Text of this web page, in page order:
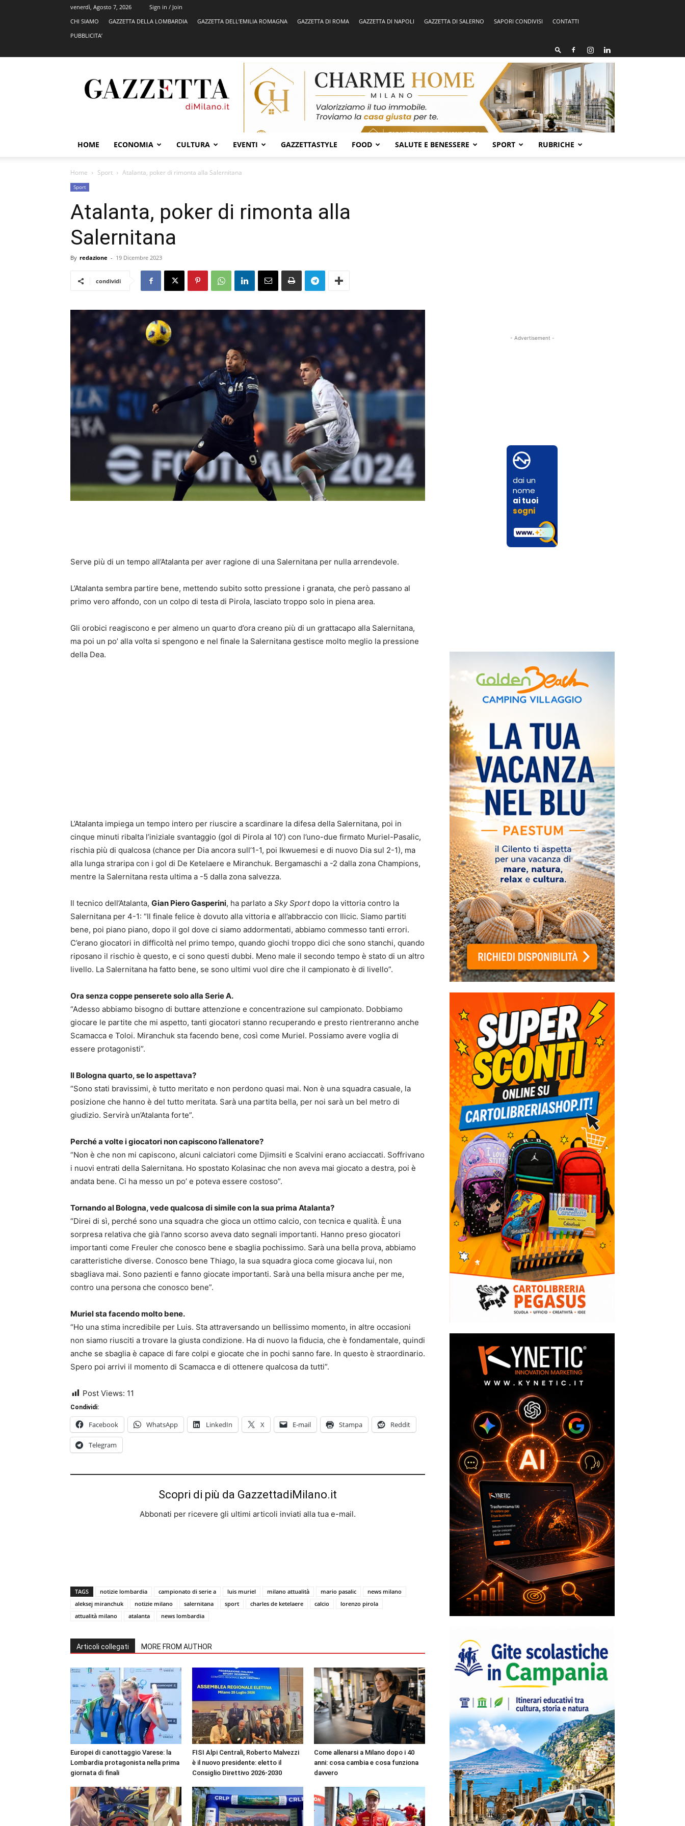
venerdì, Agosto 7, 2026
Sign in / Join
CHI SIAMO
GAZZETTA DELLA LOMBARDIA GAZZETTA DELL’EMILIA ROMAGNA GAZZETTA DI ROMA GAZZETTA DI NAPOLI GAZZETTA DI SALERNO SAPORI CONDIVISI
CONTATTI
PUBBLICITA’
HOME ECONOMIA CULTURA EVENTI GAZZETTASTYLE FOOD SALUTE E BENESSERE SPORT RUBRICHE
Home Sport Atalanta, poker di rimonta alla Salernitana
Sport
Atalanta, poker di rimonta alla
Salernitana
By redazione - 19 Dicembre 2023
condividi
Serve più di un tempo all’Atalanta per aver ragione di una Salernitana per nulla arrendevole.
L’Atalanta sembra partire bene, mettendo subito sotto pressione i granata, che però passano al
primo vero affondo, con un colpo di testa di Pirola, lasciato troppo solo in piena area.
Gli orobici reagiscono e per almeno un quarto d’ora creano più di un grattacapo alla Salernitana,
ma poi un po’ alla volta si spengono e nel finale la Salernitana gestisce molto meglio la pressione
della Dea.
L’Atalanta impiega un tempo intero per riuscire a scardinare la difesa della Salernitana, poi in
cinque minuti ribalta l’iniziale svantaggio (gol di Pirola al 10’) con l’uno-due firmato Muriel-Pasalic,
rischia più di qualcosa (chance per Dia ancora sull’1-1, poi Ikwuemesi e di nuovo Dia sul 2-1), ma
alla lunga straripa con i gol di De Ketelaere e Miranchuk. Bergamaschi a -2 dalla zona Champions,
mentre la Salernitana resta ultima a -5 dalla zona salvezza.
Il tecnico dell’Atalanta, Gian Piero Gasperini, ha parlato a Sky Sportdopo la vittoria contro la
Salernitana per 4-1: “Il finale felice è dovuto alla vittoria e all’abbraccio con Ilicic. Siamo partiti
bene, poi piano piano, dopo il gol dove ci siamo addormentati, abbiamo commesso tanti errori.
C’erano giocatori in difficoltà nel primo tempo, quando giochi troppo dici che sono stanchi, quando
riposano il rischio è questo, e ci sono questi dubbi. Meno male il secondo tempo è stato di un altro
livello. La Salernitana ha fatto bene, se sono ultimi vuol dire che il campionato è di livello”.
Ora senza coppe penserete solo alla Serie A.
“Adesso abbiamo bisogno di buttare attenzione e concentrazione sul campionato. Dobbiamo
giocare le partite che mi aspetto, tanti giocatori stanno recuperando e presto rientreranno anche
Scamacca e Toloi. Miranchuk sta facendo bene, così come Muriel. Possiamo avere voglia di
essere protagonisti”.
Il Bologna quarto, se lo aspettava?
“Sono stati bravissimi, è tutto meritato e non perdono quasi mai. Non è una squadra casuale, la
posizione che hanno è del tutto meritata. Sarà una partita bella, per noi sarà un bel metro di
giudizio. Servirà un’Atalanta forte”.
Perché a volte i giocatori non capiscono l’allenatore?
“Non è che non mi capiscono, alcuni calciatori come Djimsiti e Scalvini erano acciaccati. Soffrivano
i nuovi entrati della Salernitana. Ho spostato Kolasinac che non aveva mai giocato a destra, poi è
andata bene. Ci ha messo un po’ e poteva essere costoso”.
Tornando al Bologna, vede qualcosa di simile con la sua prima Atalanta?
“Direi di sì, perché sono una squadra che gioca un ottimo calcio, con tecnica e qualità. È una
sorpresa relativa che già l’anno scorso aveva dato segnali importanti. Hanno preso giocatori
importanti come Freuler che conosco bene e sbaglia pochissimo. Sarà una bella prova, abbiamo
caratteristiche diverse. Conosco bene Thiago, la sua squadra gioca come giocava lui, non
sbagliava mai. Sono pazienti e fanno giocate importanti. Sarà una bella misura anche per me,
contro una persona che conosco bene”.
Muriel sta facendo molto bene.
“Ho una stima incredibile per Luis. Sta attraversando un bellissimo momento, in altre occasioni
non siamo riusciti a trovare la giusta condizione. Ha di nuovo la fiducia, che è fondamentale, quindi
anche se sbaglia è capace di fare colpi e giocate che in pochi sanno fare. In questo è straordinario.
Spero poi arrivi il momento di Scamacca e di ottenere qualcosa da tutti”.
Post Views: 11
Condividi:
Facebook WhatsApp LinkedIn X E-mail Stampa Reddit
Telegram
Scopri di più da GazzettadiMilano.it
Abbonati per ricevere gli ultimi articoli inviati alla tua e-mail.
TAGS notizie lombardia campionato di serie a luis muriel milano attualità mario pasalic
news milano
aleksej miranchuk
notizie milano salernitana sport charles de ketelaere calcio
lorenzo pirola
attualità milano
atalanta news lombardia
Articoli collegati MORE FROM AUTHOR
Europei di canottaggio Varese: la
Lombardia protagonista nella prima
giornata di finali
FISI Alpi Centrali, Roberto Malvezzi
è il nuovo presidente: eletto il
Consiglio Direttivo 2026-2030
Come allenarsi a Milano dopo i 40
anni: cosa cambia e cosa funziona
davvero
- Advertisement -